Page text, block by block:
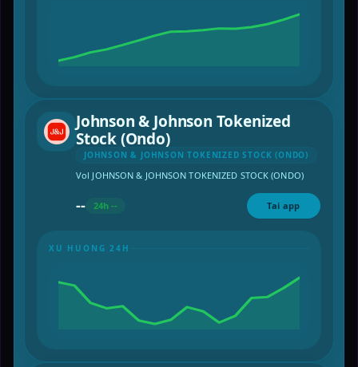
Johnson & Johnson Tokenized
Stock (Ondo)
JOHNSON & JOHNSON TOKENIZED STOCK (ONDO)
Vol JOHNSON & JOHNSON TOKENIZED STOCK (ONDO)
-- 24h -- Tai app
XU HUONG 24H